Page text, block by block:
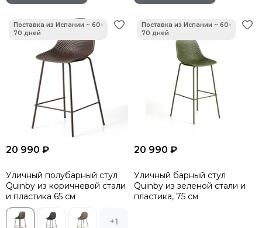
20 990 ₽
Уличный полубарный стул
Quinby из коричневой стали
и пластика 65 см
+1
20 990 ₽
Уличный барный стул
Quinby из зеленой стали и
пластика, 75 см